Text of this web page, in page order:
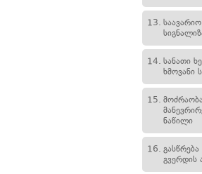
13.
14. სანათი
ხმოვანი
15.
ნაწილი
16.
გვერდის